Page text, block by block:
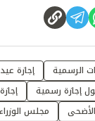
الرسمية
إجازة
إجازة رسمية
مجلس الوزراء